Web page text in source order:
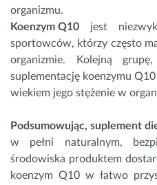
organizmu.
Koenzym Q10 jest
sportowców, którzy często
organizmie. Kolejną
suplementację koenzymu
wiekiem jego stężenie w
Podsumowując, suplement
w pełni naturalnym,
środowiska produktem
koenzym Q10 w łatwo